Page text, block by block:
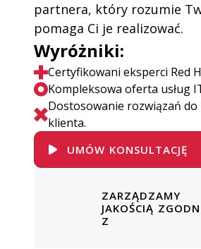
partnera, który rozumie
pomaga Ci je realizować.
Wyróżniki:
Certyfikowani eksperci Red
Kompleksowa oferta usług
Dostosowanie rozwiązań
klienta.
UMÓW KONSULTACJĘ
ZARZĄDZAMY
JAKOŚCIĄ
Z